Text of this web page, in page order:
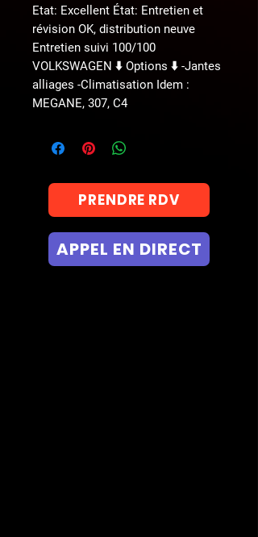
Etat: Excellent État: Entretien et
révision OK, distribution neuve
Entretien suivi 100/100
VOLKSWAGEN ⬇️ Options ⬇️ -Jantes
alliages -Climatisation Idem :
MEGANE, 307, C4
PRENDRE RDV
APPEL EN DIRECT